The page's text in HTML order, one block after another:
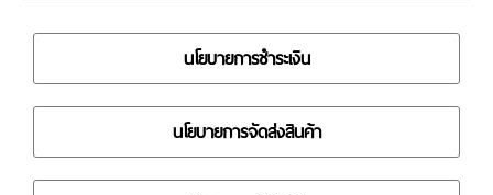
นโยบายการชำระเงิน
นโยบายการจัดส่งสินค้า